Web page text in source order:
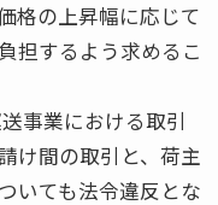
格の上昇幅に応じて
担するよう求めるこ
事業における取引
け間の取引と、荷主
いても法令違反とな